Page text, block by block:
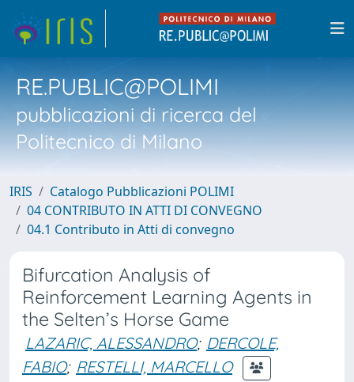
RE.PUBLIC@POLIMI
pubblicazioni di ricerca del
Politecnico di Milano
IRIS
Catalogo Pubblicazioni POLIMI
04 CONTRIBUTO IN ATTI DI CONVEGNO
04.1 Contributo in Atti di convegno
Bifurcation Analysis of
Reinforcement Learning Agents in
the Selten’s Horse Game
LAZARIC, ALESSANDRO; DERCOLE,
FABIO; RESTELLI, MARCELLO